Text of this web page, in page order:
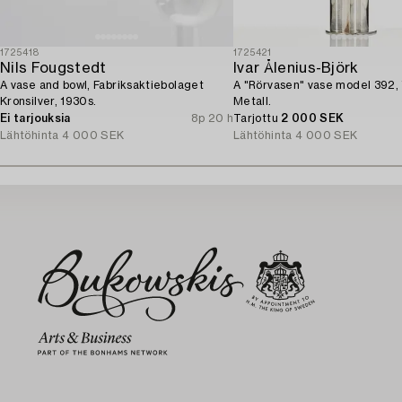
1725418
Nils Fougstedt
A vase and bowl, Fabriksaktiebolaget
Kronsilver, 1930s.
Ei tarjouksia
8p 20 h
Lähtöhinta 4 000 SEK
1725421
Ivar Ålenius-Björk
A "Rörvasen" vase model 392,
Metall.
Tarjottu 2 000 SEK
Lähtöhinta 4 000 SEK